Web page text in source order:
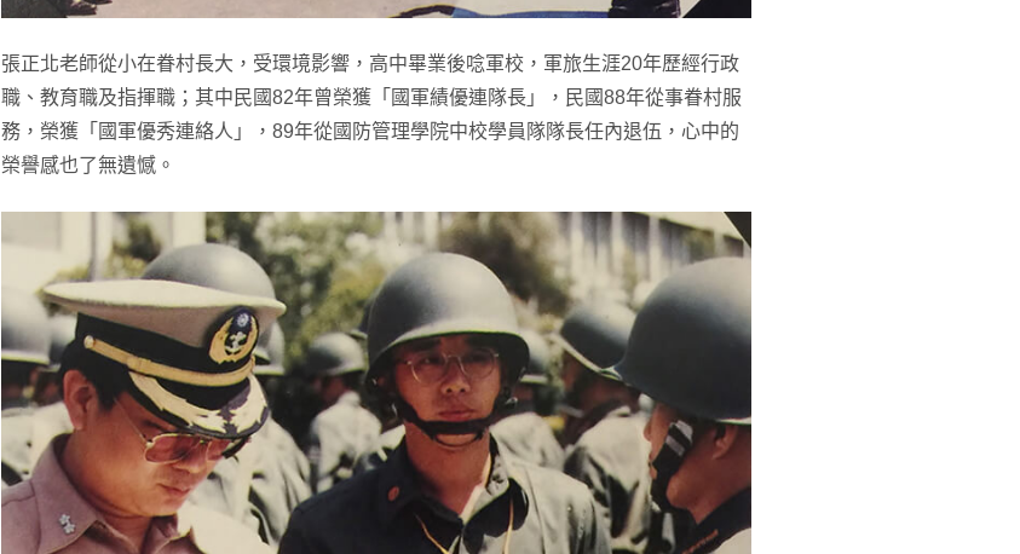
張正北老師從小在眷村長大，受環境影響，高中畢業後唸軍校，軍旅生涯20年歷經行政
職、教育職及指揮職；其中民國82年曾榮獲「國軍績優連隊長」，民國88年從事眷村服
務，榮獲「國軍優秀連絡人」，89年從國防管理學院中校學員隊隊長任內退伍，心中的
榮譽感也了無遺憾。